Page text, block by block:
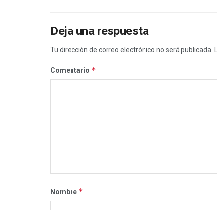
Deja una respuesta
Tu dirección de correo electrónico no será publicada.
Comentario *
Nombre *